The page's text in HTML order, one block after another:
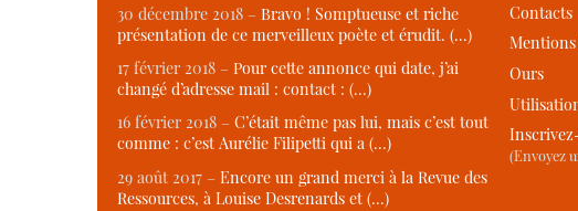
30 décembre 2018 – Bravo ! Somptueuse et riche
présentation de ce merveilleux poète et érudit. (…)
17 février 2018 – Pour cette annonce qui date, j’ai
changé d’adresse mail : contact : (…)
16 février 2018 – C’était même pas lui, mais c’est tout
comme : c’est Aurélie Filipetti qui a (…)
29 août 2017 – Encore un grand merci à la Revue des
Ressources, à Louise Desrenards et (…)
Contacts
Mentions
Ours
(Envoyez